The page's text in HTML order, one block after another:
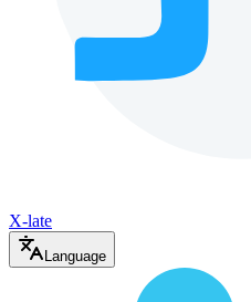
X-late
Language